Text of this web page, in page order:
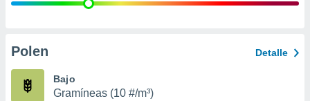
e
publicidad
Polen Detalle
Bajo
Gramíneas (10 #/m³)